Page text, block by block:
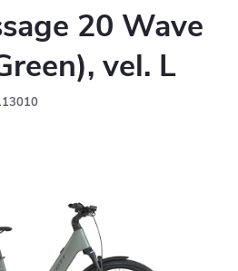
20 Wave
vel. L